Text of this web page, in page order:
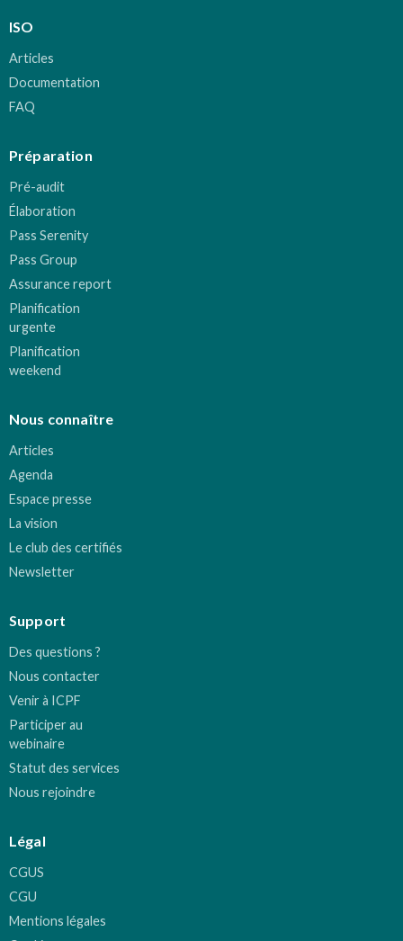
ISO
Articles
Documentation
FAQ
Préparation
Pré-audit
Élaboration
Pass Serenity
Pass Group
Assurance report
Planification
urgente
Planification
weekend
Nous connaître
Articles
Agenda
Espace presse
La vision
Le club des certifiés
Newsletter
Support
Des questions ?
Nous contacter
Venir à ICPF
Participer au
webinaire
Statut des services
Nous rejoindre
Légal
CGUS
CGU
Mentions légales